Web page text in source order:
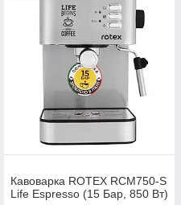
Кавоварка ROTEX RCM750-S
Life Espresso (15 Бар, 850 Вт)